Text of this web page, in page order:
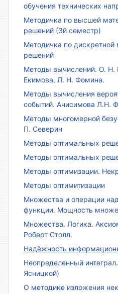
обучения технических
Методичка по высшей
решений (3й семестр)
Методичка по
решений
Методы вычислений. О. Н.
Екимова, Л. Н. Фомина.
Методы вычисления
событий. Анисимова Л.Н.
Методы многомерной
П. Северин
Методы оптимальных
Методы оптимальных
Методы оптимизации.
Методы оптимитизации
Множества и операции
функции. Мощность
Множества. Логика.
Роберт Столл.
Надёжность
Неопределенный
Ясницкой)
О методике изложения